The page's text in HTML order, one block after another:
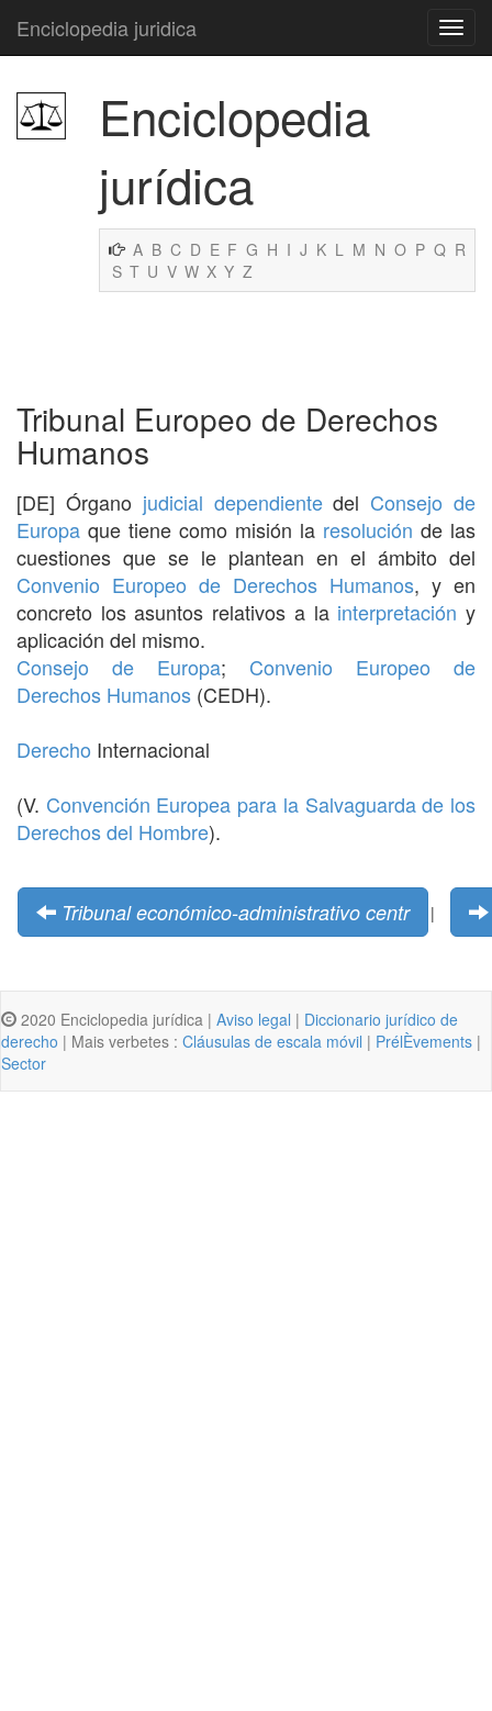
Enciclopedia juridica
Enciclopedia
jurídica
A B C D E F G H I J K L M N O P Q R
S T U V W X Y Z
Tribunal Europeo de Derechos
Humanos
[DE] Órgano judicial dependientedel Consejo de
Europa que tiene como misión la resolución de las
cuestiones que se le plantean en el ámbito del
Convenio Europeo de Derechos Humanos, y en
concreto los asuntos relativos a la interpretación y
aplicación del mismo.
Consejo de Europa; Convenio Europeo de
Derechos Humanos (CEDH).
Derecho Internacional
(V. Convención Europea para la Salvaguarda de los
Derechos del Hombre).
Tribunal económico-administrativo centr |
2020 Enciclopedia jurídica | Aviso legal | Diccionario jurídico de
derecho | Mais verbetes : Cláusulas de escala móvil | PrélÈvements |
Sector